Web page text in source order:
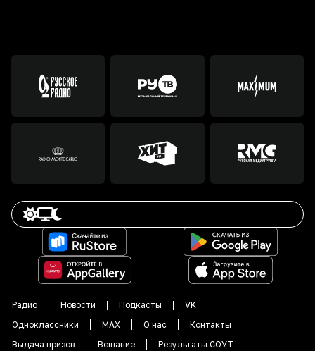
Радио Новости Подкасты
VK
Одноклассники
MAX О нас
Контакты
Выдача призов
Вещание Результаты СОУТ